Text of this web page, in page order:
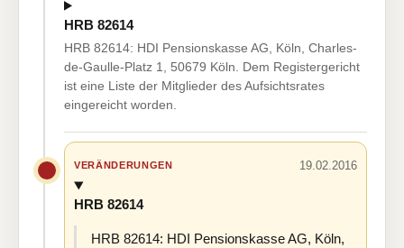
HRB 82614
HRB 82614: HDI Pensionskasse AG, Köln, Charles-
de-Gaulle-Platz 1, 50679 Köln. Dem Registergericht
ist eine Liste der Mitglieder des Aufsichtsrates
eingereicht worden.
VERÄNDERUNGEN 19.02.2016
HRB 82614
HRB 82614: HDI Pensionskasse AG, Köln,